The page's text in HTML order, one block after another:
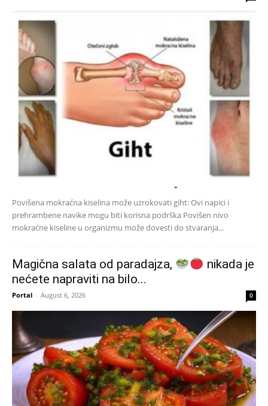
Povišena mokraćna kiselina može uzrokovati giht: Ovi napici i
prehrambene navike mogu biti korisna podrška Povišen nivo
mokraćne kiseline u organizmu može dovesti do stvaranja...
Magična salata od paradajza,
nikada je
nećete napraviti na bilo...
Portal - August 6, 2026 0